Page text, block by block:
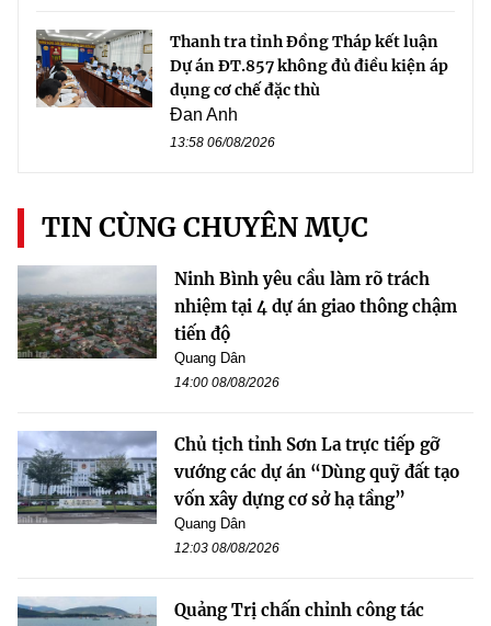
Thanh tra tỉnh Đồng Tháp kết luận
Dự án ĐT.857 không đủ điều kiện áp
dụng cơ chế đặc thù
Đan Anh
13:58 06/08/2026
TIN CÙNG CHUYÊN MỤC
Ninh Bình yêu cầu làm rõ trách
nhiệm tại 4 dự án giao thông chậm
tiến độ
Quang Dân
14:00 08/08/2026
Chủ tịch tỉnh Sơn La trực tiếp gỡ
vướng các dự án “Dùng quỹ đất tạo
vốn xây dựng cơ sở hạ tầng”
Quang Dân
12:03 08/08/2026
Quảng Trị chấn chỉnh công tác